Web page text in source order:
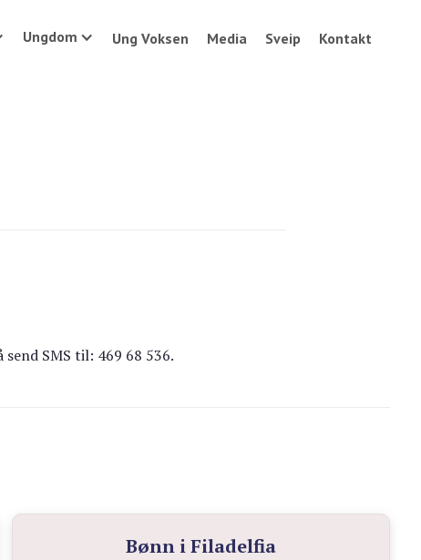
Ungdom Ung Voksen Media Sveip Kontakt
SMS til: 469 68 536.
Bønn i Filadelfia